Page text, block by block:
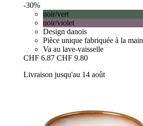
-30%
noir/vert
noir/violet
Design danois
Pièce unique fabriquée à la main
Va au lave-vaisselle
CHF 6.87 CHF 9.80
Livraison jusqu'au 14 août